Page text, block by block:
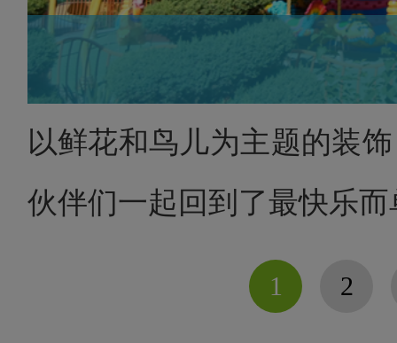
以鲜花和鸟儿为主题的装
伙伴们一起回到了最快乐
1 2